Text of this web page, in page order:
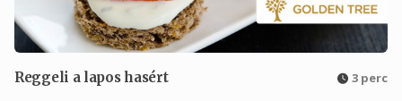
Reggeli a lapos hasért 3 perc